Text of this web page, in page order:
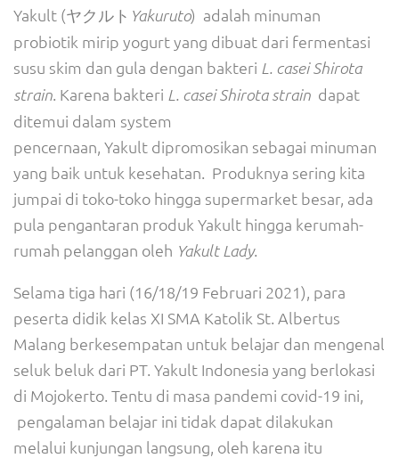
Yakult (ヤクルト Yakuruto) adalah minuman
probiotik mirip yogurt yang dibuat dari fermentasi
susu skim dan gula dengan bakteri L. caseiShirota
strain. Karena bakteri L. caseiShirota strain dapat
ditemui dalam system
pencernaan, Yakult dipromosikan sebagai minuman
yang baik untuk kesehatan. Produknya sering kita
jumpai di toko-toko hingga supermarket besar, ada
pula pengantaran produk Yakult hingga kerumah-
rumah pelanggan oleh Yakult Lady.
Selama tiga hari (16/18/19 Februari 2021), para
peserta didik kelas XI SMA Katolik St. Albertus
Malang berkesempatan untuk belajar dan mengenal
seluk beluk dari PT. Yakult Indonesia yang berlokasi
di Mojokerto. Tentu di masa pandemi covid-19 ini,
pengalaman belajar ini tidak dapat dilakukan
melalui kunjungan langsung, oleh karena itu